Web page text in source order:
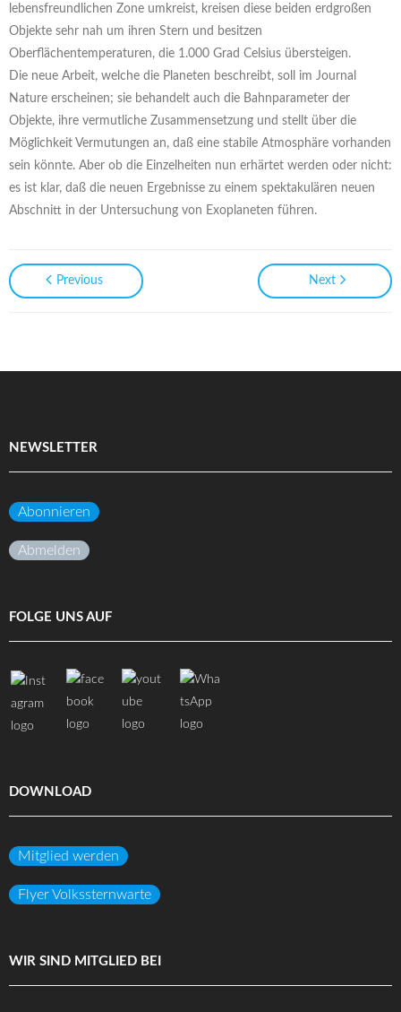
lebensfreundlichen Zone umkreist, kreisen diese beiden erdgroßen
Objekte sehr nah um ihren Stern und besitzen
Oberflächentemperaturen, die 1.000 Grad Celsius übersteigen.
Die neue Arbeit, welche die Planeten beschreibt, soll im Journal
Nature erscheinen; sie behandelt auch die Bahnparameter der
Objekte, ihre vermutliche Zusammensetzung und stellt über die
Möglichkeit Vermutungen an, daß eine stabile Atmosphäre vorhanden
sein könnte. Aber ob die Einzelheiten nun erhärtet werden oder nicht:
es ist klar, daß die neuen Ergebnisse zu einem spektakulären neuen
Abschnitt in der Untersuchung von Exoplaneten führen.
Previous Next
NEWSLETTER
Abonnieren
Abmelden
FOLGE UNS AUF
DOWNLOAD
Mitglied werden
Flyer Volkssternwarte
WIR SIND MITGLIED BEI